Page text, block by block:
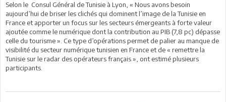
Selon le Consul Général de Tunisie à Lyon, « Nous avons besoin
aujourd’hui de briser les clichés qui dominent l’image de la Tunisie en
France et apporter un focus sur les secteurs émergeants à forte valeur
ajoutée comme le numérique dont la contribution au PIB (7,8 pc) dépasse
celle du tourisme ». Ce type d’opérations permet de palier au manque de
visibilité du secteur numérique tunisien en France et de « remettre la
Tunisie sur le radar des opérateurs français », ont estimé plusieurs
participants.